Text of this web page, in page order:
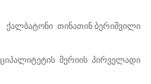
ქალბატონი თინათინ ბერიშვილი
მერიის პირველადი